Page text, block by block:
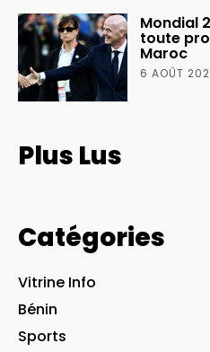
Mondial
toute
Maroc
6 AOÛT
Plus Lus
Catégories
Vitrine Info
Bénin
Sports